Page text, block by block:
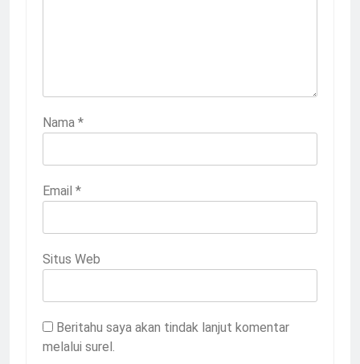
Nama *
Email *
Situs Web
Beritahu saya akan tindak lanjut komentar
melalui surel.